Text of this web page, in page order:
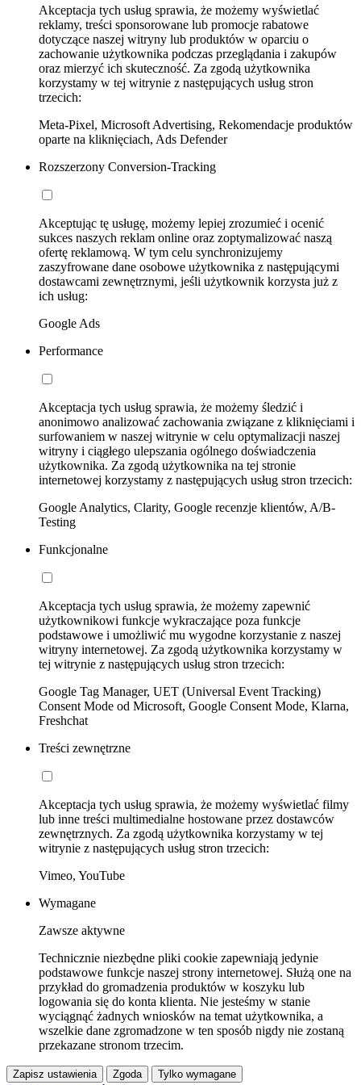
Akceptacja tych usług sprawia, że możemy wyświetlać
reklamy, treści sponsorowane lub promocje rabatowe
dotyczące naszej witryny lub produktów w oparciu o
zachowanie użytkownika podczas przeglądania i zakupów
oraz mierzyć ich skuteczność. Za zgodą użytkownika
korzystamy w tej witrynie z następujących usług stron
trzecich:
Meta-Pixel, Microsoft Advertising, Rekomendacje produktów
oparte na kliknięciach, Ads Defender
Rozszerzony Conversion-Tracking
Akceptując tę usługę, możemy lepiej zrozumieć i ocenić
sukces naszych reklam online oraz zoptymalizować naszą
ofertę reklamową. W tym celu synchronizujemy
zaszyfrowane dane osobowe użytkownika z następującymi
dostawcami zewnętrznymi, jeśli użytkownik korzysta już z
ich usług:
Google Ads
Performance
Akceptacja tych usług sprawia, że możemy śledzić i
anonimowo analizować zachowania związane z kliknięciami i
surfowaniem w naszej witrynie w celu optymalizacji naszej
witryny i ciągłego ulepszania ogólnego doświadczenia
użytkownika. Za zgodą użytkownika na tej stronie
internetowej korzystamy z następujących usług stron trzecich:
Google Analytics, Clarity, Google recenzje klientów, A/B-
Testing
Funkcjonalne
Akceptacja tych usług sprawia, że możemy zapewnić
użytkownikowi funkcje wykraczające poza funkcje
podstawowe i umożliwić mu wygodne korzystanie z naszej
witryny internetowej. Za zgodą użytkownika korzystamy w
tej witrynie z następujących usług stron trzecich:
Google Tag Manager, UET (Universal Event Tracking)
Consent Mode od Microsoft, Google Consent Mode, Klarna,
Freshchat
Treści zewnętrzne
Akceptacja tych usług sprawia, że możemy wyświetlać filmy
lub inne treści multimedialne hostowane przez dostawców
zewnętrznych. Za zgodą użytkownika korzystamy w tej
witrynie z następujących usług stron trzecich:
Vimeo, YouTube
Wymagane
Zawsze aktywne
Technicznie niezbędne pliki cookie zapewniają jedynie
podstawowe funkcje naszej strony internetowej. Służą one na
przykład do gromadzenia produktów w koszyku lub
logowania się do konta klienta. Nie jesteśmy w stanie
wyciągnąć żadnych wniosków na temat użytkownika, a
wszelkie dane zgromadzone w ten sposób nigdy nie zostaną
przekazane stronom trzecim.
Zapisz ustawienia Zgoda Tylko wymagane